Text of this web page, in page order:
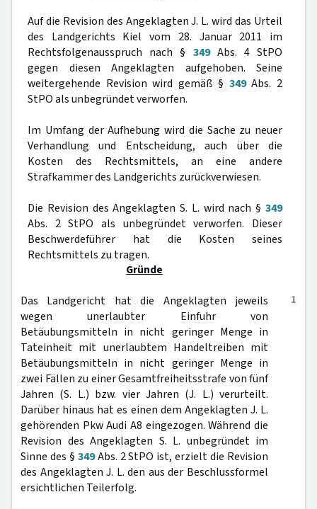
Auf die Revision des Angeklagten J. L. wird das Urteil
des Landgerichts Kiel vom 28. Januar 2011 im
Rechtsfolgenausspruch nach § 349Abs. 4 StPO
gegen diesen Angeklagten aufgehoben. Seine
weitergehende Revision wird gemäß § 349Abs. 2
StPO als unbegründet verworfen.
Im Umfang der Aufhebung wird die Sache zu neuer
Verhandlung und Entscheidung, auch über die
Kosten des Rechtsmittels, an eine andere
Strafkammer des Landgerichts zurückverwiesen.
Die Revision des Angeklagten S. L. wird nach § 349
Abs. 2 StPO als unbegründet verworfen. Dieser
Beschwerdeführer hat die Kosten seines
Rechtsmittels zu tragen.
Gründe
1
Das Landgericht hat die Angeklagten jeweils
wegen unerlaubter Einfuhr von
Betäubungsmitteln in nicht geringer Menge in
Tateinheit mit unerlaubtem Handeltreiben mit
Betäubungsmitteln in nicht geringer Menge in
zwei Fällen zu einer Gesamtfreiheitsstrafe von fünf
Jahren (S. L.) bzw. vier Jahren (J. L.) verurteilt.
Darüber hinaus hat es einen dem Angeklagten J. L.
gehörenden Pkw Audi A8 eingezogen. Während die
Revision des Angeklagten S. L. unbegründet im
Sinne des § 349Abs. 2 StPO ist, erzielt die Revision
des Angeklagten J. L. den aus der Beschlussformel
ersichtlichen Teilerfolg.